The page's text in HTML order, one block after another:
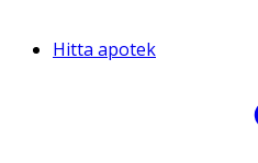
Hitta apotek